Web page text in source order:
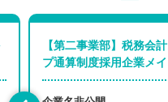
【第二事業部】税務会
プ通算制度採用企業メ